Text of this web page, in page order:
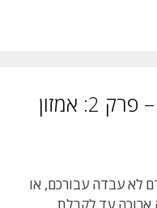
אמזון
לא עבדה עבורכם, או